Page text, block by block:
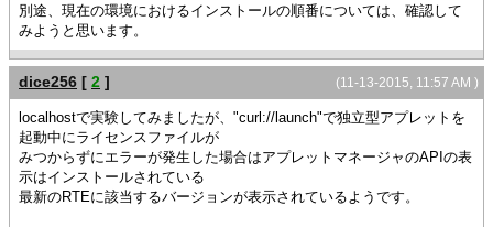
別途、現在の環境におけるインストールの順番については、確認して
みようと思います。
(11-13-2015, 11:57 AM )
dice256 [ 2 ]
localhostで実験してみましたが、"curl://launch"で独立型アプレットを
起動中にライセンスファイルが
みつからずにエラーが発生した場合はアプレットマネージャのAPIの表
示はインストールされている
最新のRTEに該当するバージョンが表示されているようです。